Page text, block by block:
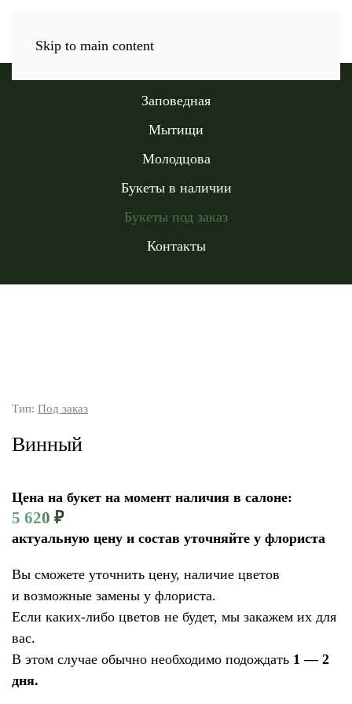
Skip to main content
Заповедная
Мытищи
Молодцова
Букеты в наличии
Букеты под заказ
Контакты
Тип: Под заказ
Винный
Цена на букет на момент наличия в салоне:
5 620 ₽
актуальную цену и состав уточняйте у флориста
Вы сможете уточнить цену, наличие цветов
и возможные замены у флориста.
Если каких-либо цветов не будет, мы закажем их для
вас.
В этом случае обычно необходимо подождать 1 — 2
дня.